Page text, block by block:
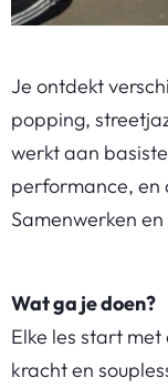
Je ontdekt
popping,
werkt aan
performance, en
Samenwerken
Wat ga je doen?
Elke les start
kracht en